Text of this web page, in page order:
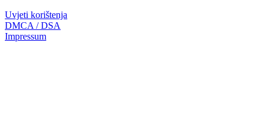
Uvjeti korištenja
DMCA / DSA
Impressum